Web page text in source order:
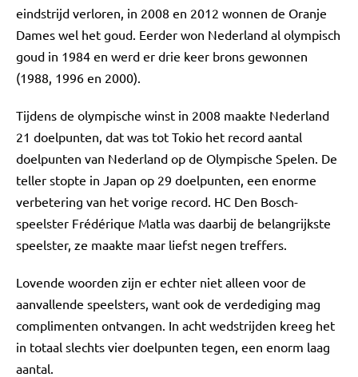
eindstrijd verloren, in 2008 en 2012 wonnen de Oranje
Dames wel het goud. Eerder won Nederland al olympisch
goud in 1984 en werd er drie keer brons gewonnen
(1988, 1996 en 2000).
Tijdens de olympische winst in 2008 maakte Nederland
21 doelpunten, dat was tot Tokio het record aantal
doelpunten van Nederland op de Olympische Spelen. De
teller stopte in Japan op 29 doelpunten, een enorme
verbetering van het vorige record. HC Den Bosch-
speelster Frédérique Matla was daarbij de belangrijkste
speelster, ze maakte maar liefst negen treffers.
Lovende woorden zijn er echter niet alleen voor de
aanvallende speelsters, want ook de verdediging mag
complimenten ontvangen. In acht wedstrijden kreeg het
in totaal slechts vier doelpunten tegen, een enorm laag
aantal.